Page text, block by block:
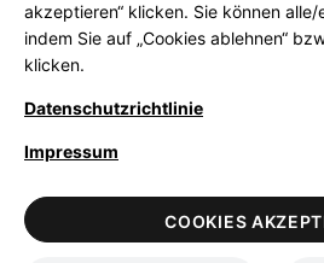
LegalDatenschutzrichtlinie
Verkaufsbedingungen
akzeptieren“ klicken. Sie können
indem Sie auf „Cookies ablehnen“
klicken.
Datenschutzrichtlinie
Impressum
COOKIES